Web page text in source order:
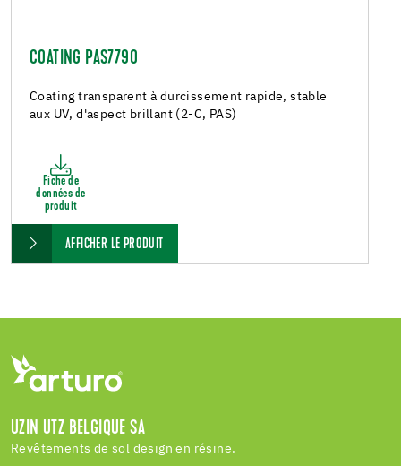
COATING PAS7790
Coating transparent à durcissement rapide, stable
aux UV, d'aspect brillant (2-C, PAS)
Fiche de
données de
produit
AFFICHER LE PRODUIT
UZIN UTZ BELGIQUE SA
Revêtements de sol design en résine.